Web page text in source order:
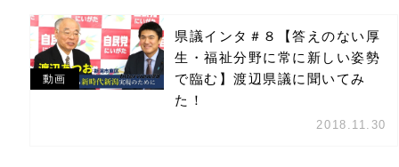
動画
県議インタ＃８【答えのない厚
生・福祉分野に常に新しい姿勢
で臨む】渡辺県議に聞いてみ
た！
2018.11.30